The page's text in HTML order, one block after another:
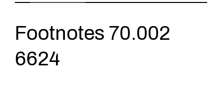
Footnotes 70.002
6624